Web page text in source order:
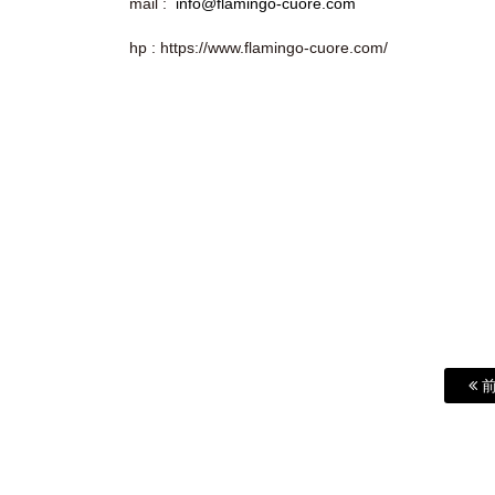
hp : https://www.flamingo-cuore.com/